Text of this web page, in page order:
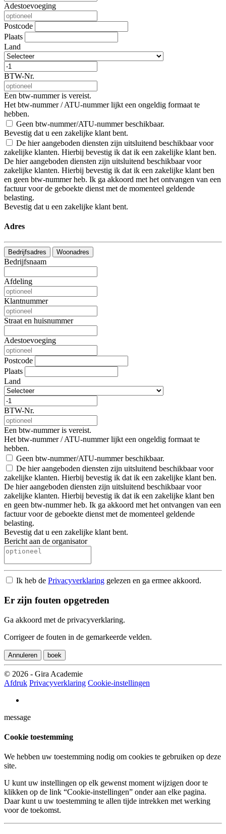
Adestoevoeging
Postcode
Plaats
Land
BTW-Nr.
Een btw-nummer is vereist.
Het btw-nummer / ATU-nummer lijkt een ongeldig formaat te
hebben.
Geen btw-nummer/ATU-nummer beschikbaar.
Bevestig dat u een zakelijke klant bent.
De hier aangeboden diensten zijn uitsluitend beschikbaar voor
zakelijke klanten. Hierbij bevestig ik dat ik een zakelijke klant ben.
De hier aangeboden diensten zijn uitsluitend beschikbaar voor
zakelijke klanten. Hierbij bevestig ik dat ik een zakelijke klant ben
en geen btw-nummer heb. Ik ga akkoord met het ontvangen van een
factuur voor de geboekte dienst met de momenteel geldende
belasting.
Bevestig dat u een zakelijke klant bent.
Adres
Bedrijfsadres Woonadres
Bedrijfsnaam
Afdeling
Klantnummer
Straat en huisnummer
Adestoevoeging
Postcode
Plaats
Land
BTW-Nr.
Een btw-nummer is vereist.
Het btw-nummer / ATU-nummer lijkt een ongeldig formaat te
hebben.
Geen btw-nummer/ATU-nummer beschikbaar.
De hier aangeboden diensten zijn uitsluitend beschikbaar voor
zakelijke klanten. Hierbij bevestig ik dat ik een zakelijke klant ben.
De hier aangeboden diensten zijn uitsluitend beschikbaar voor
zakelijke klanten. Hierbij bevestig ik dat ik een zakelijke klant ben
en geen btw-nummer heb. Ik ga akkoord met het ontvangen van een
factuur voor de geboekte dienst met de momenteel geldende
belasting.
Bevestig dat u een zakelijke klant bent.
Bericht aan de organisator
Ik heb de Privacyverklaring gelezen en ga ermee akkoord.
Er zijn fouten opgetreden
Ga akkoord met de privacyverklaring.
Corrigeer de fouten in de gemarkeerde velden.
Annuleren boek
© 2026 - Gira Academie
Afdruk Privacyverklaring Cookie-instellingen
message
Cookie toestemming
We hebben uw toestemming nodig om cookies te gebruiken op deze
site.
U kunt uw instellingen op elk gewenst moment wijzigen door te
klikken op de link “Cookie-instellingen” onder aan elke pagina.
Daar kunt u uw toestemming te allen tijde intrekken met werking
voor de toekomst.